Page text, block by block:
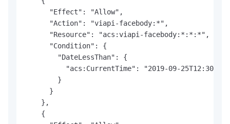
      "Effect": "Allow",
      "Action": "viapi-facebody:*",
      "Resource": "acs:viapi-facebody:*:*:*",
      "Condition": {
        "DateLessThan": {
"acs:CurrentTime": "2019-09-
        }
      }
    },
    {